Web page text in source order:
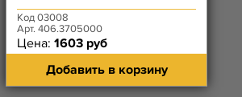
Код 03008
Арт. 406.3705000
Цена: 1603 руб
Добавить в корзину